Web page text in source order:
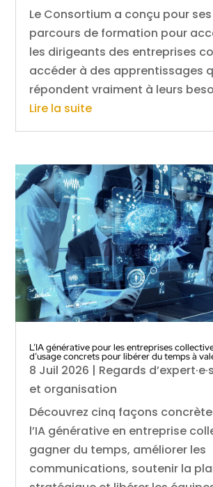
Le Consortium a conçu pour
parcours de formation pour
les dirigeants des entreprises
accéder à des apprentissages
répondent vraiment à leurs
Lire la suite
L’IA générative pour les entreprises
d’usage concrets pour libérer du temps à
8 Juil 2026 | Regards
et organisation
Découvrez cinq façons
l’IA générative en entreprise
gagner du temps, améliorer les
communications, soutenir la